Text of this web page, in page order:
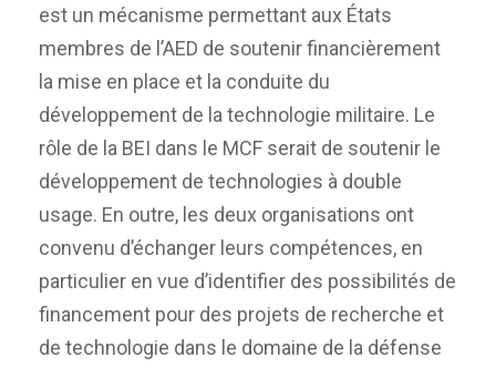
est un mécanisme permettant aux États
membres de l’AED de soutenir financièrement
la mise en place et la conduite du
développement de la technologie militaire. Le
rôle de la BEI dans le MCF serait de soutenir le
développement de technologies à double
usage. En outre, les deux organisations ont
convenu d’échanger leurs compétences, en
particulier en vue d’identifier des possibilités de
financement pour des projets de recherche et
de technologie dans le domaine de la défense